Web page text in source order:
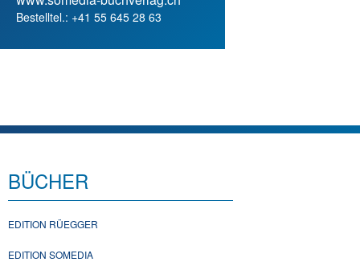
Bestelltel.: +41 55 645 28 63
BÜCHER
EDITION RÜEGGER
EDITION SOMEDIA